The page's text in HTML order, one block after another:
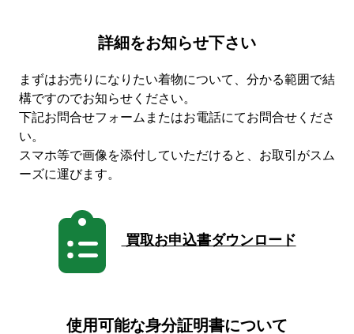
詳細をお知らせ下さい
まずはお売りになりたい着物について、分かる範囲で結
構ですのでお知らせください。
下記お問合せフォームまたはお電話にてお問合せくださ
い。
スマホ等で画像を添付していただけると、お取引がスム
ーズに運びます。
買取お申込書ダウンロード
使用可能な身分証明書について